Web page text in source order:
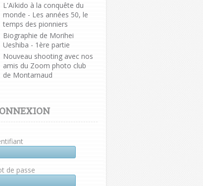
L'Aïkido à la conquête du
monde - Les années 50, le
temps des pionniers
Biographie de Morihei
Ueshiba - 1ère partie
Nouveau shooting avec nos
amis du Zoom photo club
de Montarnaud
de passe